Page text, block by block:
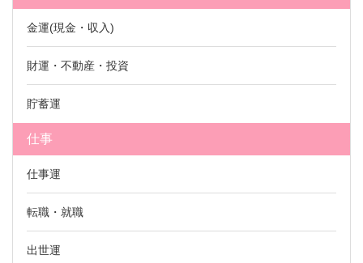
金運(現金・収入)
財運・不動産・投資
貯蓄運
仕事
仕事運
転職・就職
出世運